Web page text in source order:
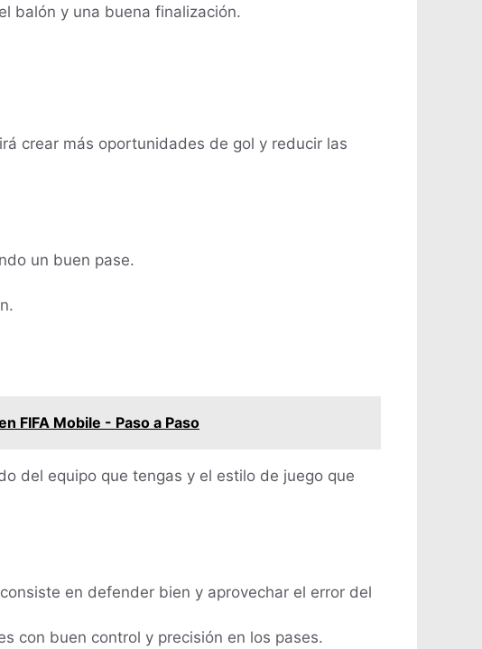
balón y una buena finalización.
crear más oportunidades de gol y reducir las
un buen pase.
FIFA Mobile - Paso a Paso
del equipo que tengas y el estilo de juego que
en defender bien y aprovechar el error del
con buen control y precisión en los pases.